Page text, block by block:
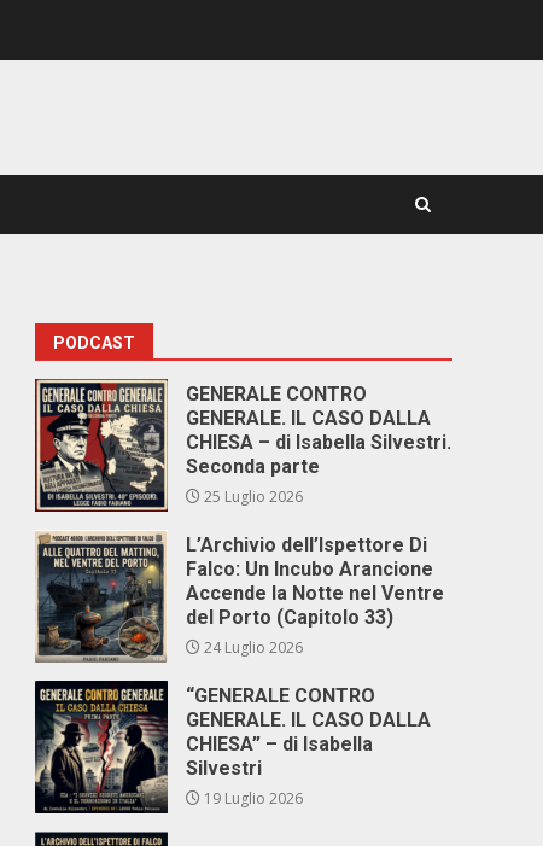
PODCAST
GENERALE CONTRO
GENERALE. IL CASO DALLA
CHIESA – di Isabella Silvestri.
Seconda parte
25 Luglio 2026
L’Archivio dell’Ispettore Di
Falco: Un Incubo Arancione
Accende la Notte nel Ventre
del Porto (Capitolo 33)
24 Luglio 2026
“GENERALE CONTRO
GENERALE. IL CASO DALLA
CHIESA” – di Isabella
Silvestri
19 Luglio 2026